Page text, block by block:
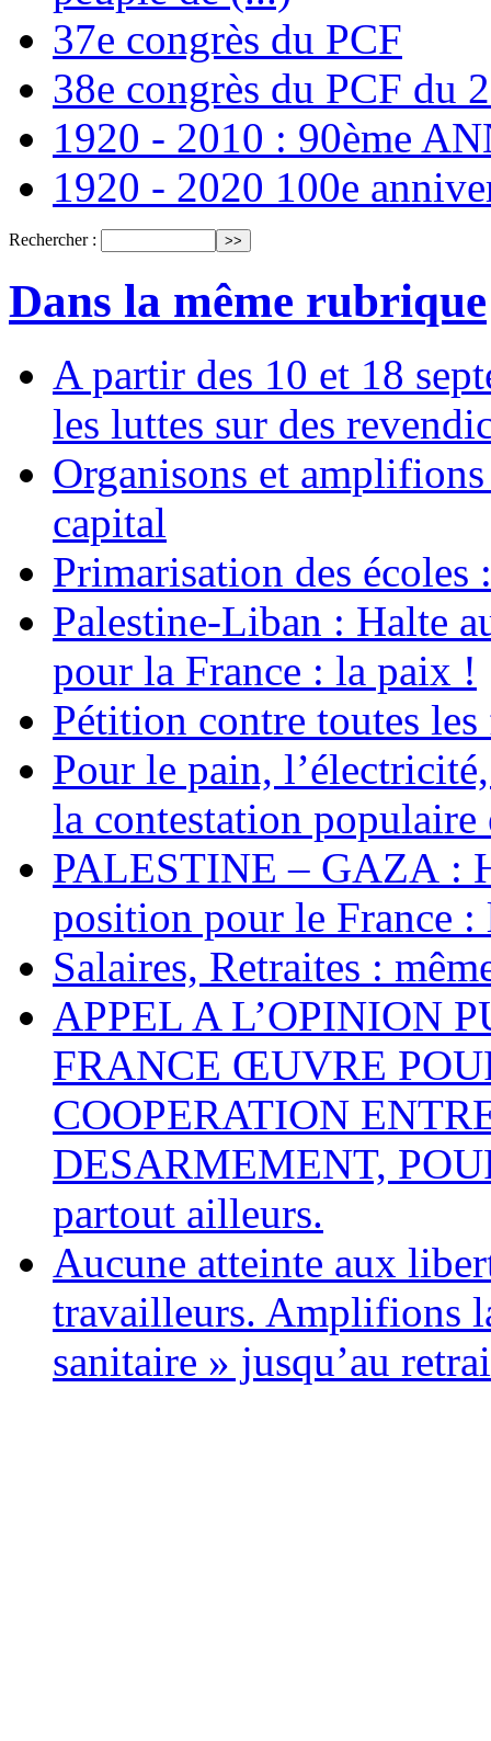
37e congrès du PCF
38e congrès du PCF du
1920 - 2010 : 90ème
1920 - 2020 100e
Rechercher :
Dans la même rubrique
A partir des 10 et 18
les luttes sur des
Organisons et
capital
Primarisation des
Palestine-Liban : Halte
pour la France : la paix !
Pétition contre toutes les
Pour le pain,
la contestation populaire
PALESTINE – GAZA :
position pour le France :
Salaires, Retraites :
APPEL A L’OPINION
FRANCE ŒUVRE
COOPERATION
DESARMEMENT,
partout ailleurs.
Aucune atteinte aux
travailleurs. Amplifions
sanitaire » jusqu’au